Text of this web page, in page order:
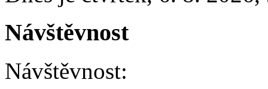
Návštěvnost
Návštěvnost: